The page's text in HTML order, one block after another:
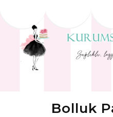
Bolluk